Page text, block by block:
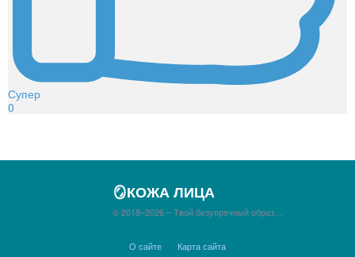
Супер
0
🪞КОЖА ЛИЦА
© 2018–2026 – Твой безупречный образ…
О сайте Карта сайта